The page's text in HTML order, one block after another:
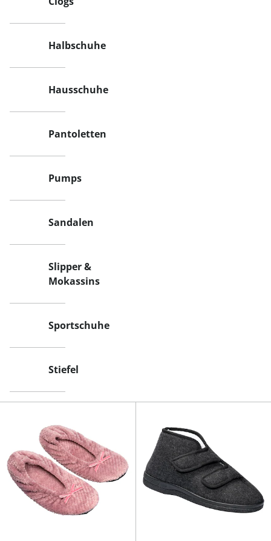
Halbschuhe
Hausschuhe
Pantoletten
Pumps
Sandalen
Slipper &
Mokassins
Sportschuhe
Stiefel